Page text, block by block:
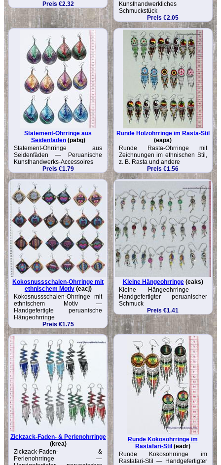
Preis €2.32
Kunsthandwerkliches
Schmuckstück
Preis €2.05
Statement-Ohrringe aus
Seidenfäden(pabg)
Statement-Ohrringe aus
Seidenfäden — Peruanische
Kunsthandwerks-Accessoires
Preis €1.79
Runde Holzohrringe im Rasta-Stil
(eapa)
Runde Rasta-Ohrringe mit
Zeichnungen im ethnischen Stil,
z. B. Rasta und andere
Preis €1.56
Kokosnussschalen-Ohrringe mit
ethnischem Motiv(eacj)
Kokosnussschalen-Ohrringe mit
ethnischem Motiv —
Handgefertigte peruanische
Hängeohrringe
Preis €1.75
Kleine Hängeohrringe(eaks)
Kleine Hängeohrringe —
Handgefertigter peruanischer
Schmuck
Preis €1.41
Zickzack-Faden- & Perlenohrringe
(krea)
Zickzack-Faden- &
Perlenohrringe —
Runde Kokosohrringe im
Rastafari-Stil (eadr)
Runde Kokosohrringe im
Rastafari-Stil — Handgefertigter